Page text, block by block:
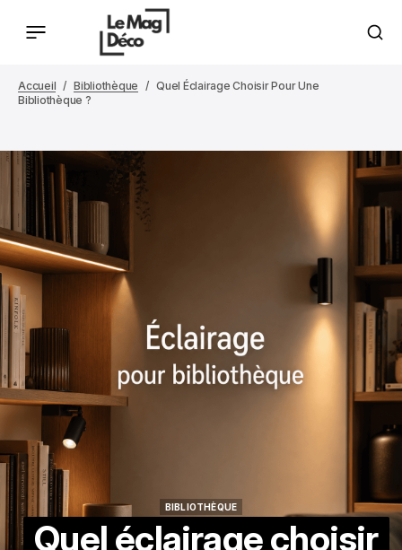
Accueil Bibliothèque
Quel Éclairage Choisir Pour Une
Bibliothèque ?
BIBLIOTHÈQUE
Quel éclairage choisir